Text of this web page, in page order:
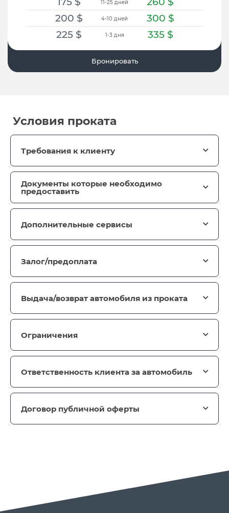
11-25 дней
4-10 дней
200 $
1-3 дня
225 $
300 $
335 $
Бронировать
Условия проката
Требования к клиенту
Документы которые необходимо
предоставить
Дополнительные сервисы
Залог/предоплата
Выдача/возврат автомобиля из проката
Ограничения
Ответственность клиента за автомобиль
Договор публичной оферты